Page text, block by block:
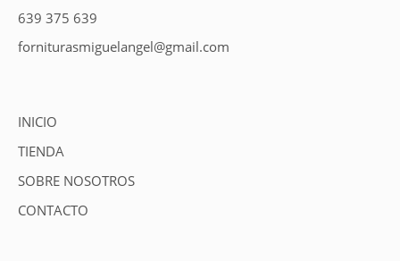
639 375 639
forniturasmiguelangel@gmail.com
INICIO
TIENDA
SOBRE NOSOTROS
CONTACTO